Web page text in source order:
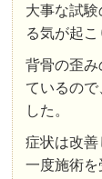
大事な試
る気が起こ
背骨の歪
ているの
した。
症状は改
一度施術を